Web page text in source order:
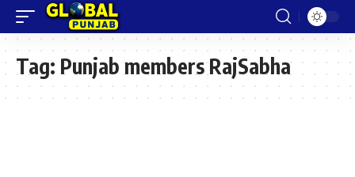
Tag: Punjab members RajSabha